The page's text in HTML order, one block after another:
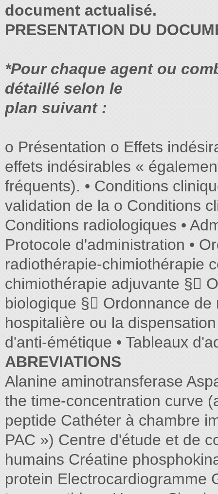
document actualisé.
PRESENTATION DU
*Pour chaque agent ou
détaillé selon le
plan suivant :
o Présentation o Effets
effets indésirables «
fréquents). • Conditions
validation de la o Conditions
Conditions radiologiques •
Protocole d'administration •
radiothérapie-chimiothérapie
chimiothérapie adjuvante §
biologique § Ordonnance
hospitalière ou la
d'anti-émétique • Tableaux
ABREVIATIONS
Alanine aminotransferase
the time-concentration curve
peptide Cathéter à chambre
PAC ») Centre d'étude et de
humains Créatine
protein Electrocardiogramme